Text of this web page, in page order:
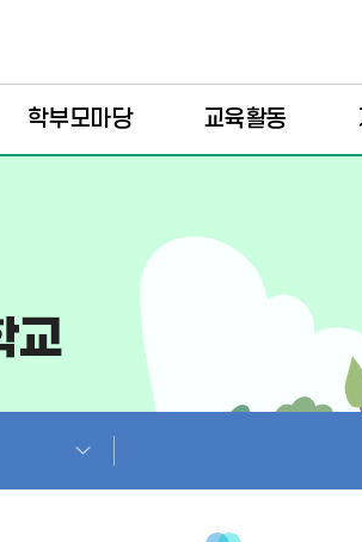
학부모마당 교육활동